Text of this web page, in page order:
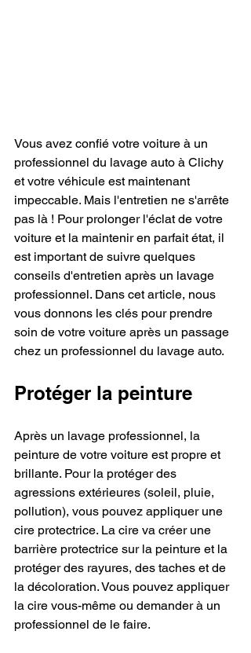
Vous avez confié votre voiture à un
professionnel du lavage auto à Clichy
et votre véhicule est maintenant
impeccable. Mais l'entretien ne s'arrête
pas là ! Pour prolonger l'éclat de votre
voiture et la maintenir en parfait état, il
est important de suivre quelques
conseils d'entretien après un lavage
professionnel. Dans cet article, nous
vous donnons les clés pour prendre
soin de votre voiture après un passage
chez un professionnel du lavage auto.
Protéger la peinture
Après un lavage professionnel, la
peinture de votre voiture est propre et
brillante. Pour la protéger des
agressions extérieures (soleil, pluie,
pollution), vous pouvez appliquer une
cire protectrice. La cire va créer une
barrière protectrice sur la peinture et la
protéger des rayures, des taches et de
la décoloration. Vous pouvez appliquer
la cire vous-même ou demander à un
professionnel de le faire.